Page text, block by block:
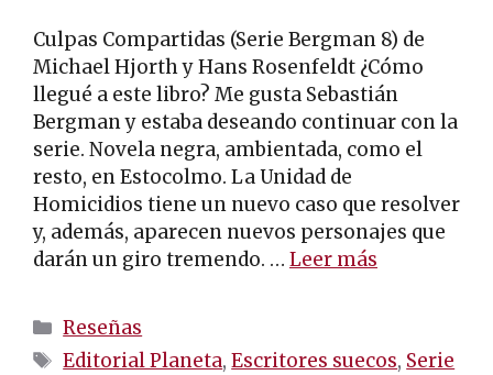
Culpas Compartidas (Serie Bergman 8) de
Michael Hjorth y Hans Rosenfeldt ¿Cómo
llegué a este libro? Me gusta Sebastián
Bergman y estaba deseando continuar con la
serie. Novela negra, ambientada, como el
resto, en Estocolmo. La Unidad de
Homicidios tiene un nuevo caso que resolver
y, además, aparecen nuevos personajes que
darán un giro tremendo. … Leer más
Categorías
Reseñas
Etiquetas
Editorial Planeta,Escritores suecos, Serie